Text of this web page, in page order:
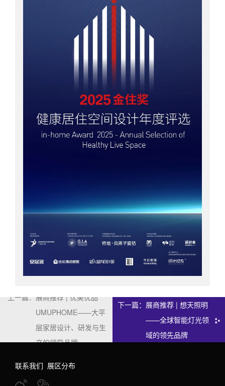
上一篇： 展商推荐 | 优美优品
UMUPHOME——大平
层家居设计、研发与生
产的领导品牌
下一篇： 展商推荐 | 想天照明
——全球智能灯光领
域的领先品牌
联系我们 展区分布